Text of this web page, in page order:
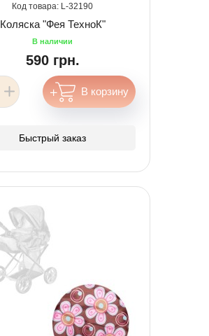
32190
Коляска "Фея ТехноК"
590 грн.
Быстрый заказ